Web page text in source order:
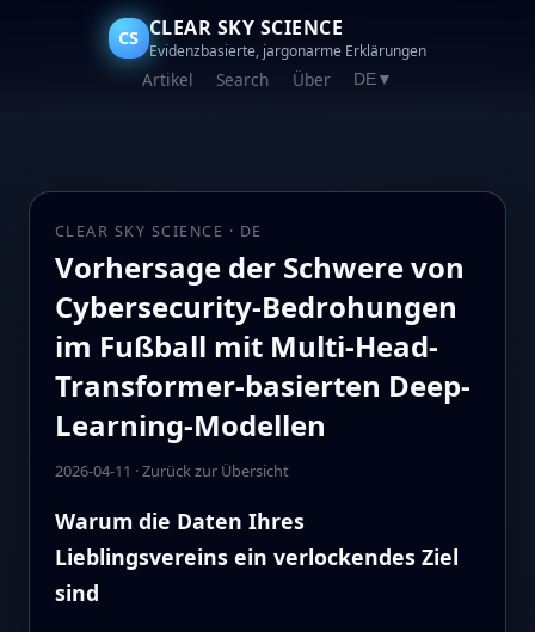
CS CLEAR SKY SCIENCE
Evidenzbasierte, jargonarme Erklärungen
Artikel Search Über DE▼
CLEAR SKY SCIENCE · DE
Vorhersage der Schwere von
Cybersecurity-Bedrohungen
im Fußball mit Multi-Head-
Transformer-basierten Deep-
Learning-Modellen
2026-04-11 ·Zurück zur Übersicht
Warum die Daten Ihres
Lieblingsvereins ein verlockendes Ziel
sind